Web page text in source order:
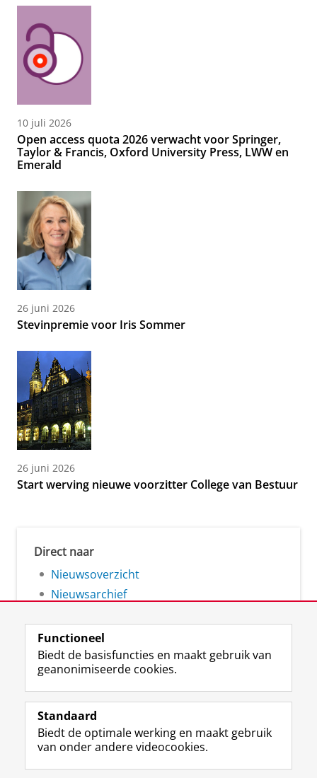
10 juli 2026
Open access quota 2026 verwacht voor Springer,
Taylor & Francis, Oxford University Press, LWW en
Emerald
26 juni 2026
Stevinpremie voor Iris Sommer
26 juni 2026
Start werving nieuwe voorzitter College van Bestuur
Direct naar
Nieuwsoverzicht
Nieuwsarchief
Volg de RUG
F
a
e
b
L
i
k
e
R
S
-
f
I
n
t
Y
o
T
Studiekiezers
Functioneel
Biedt de basisfuncties en maakt gebruik van
geanonimiseerde cookies.
Standaard
Biedt de optimale werking en maakt gebruik
van onder andere videocookies.